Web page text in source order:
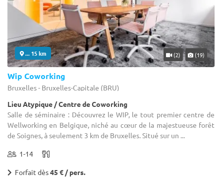
... 15 km (2) (19)
Wip Coworking
Bruxelles - Bruxelles-Capitale (BRU)
Lieu Atypique / Centre de Coworking
Salle de séminaire : Découvrez le WIP, le tout premier centre de
Wellworking en Belgique, niché au cœur de la majestueuse forêt
de Soignes, à seulement 3 km de Bruxelles. Situé sur un ...
1-14
Forfait dès45 € / pers.